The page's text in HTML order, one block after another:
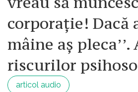
corporație! Dacă
mâine aș
riscurilor
articol audio